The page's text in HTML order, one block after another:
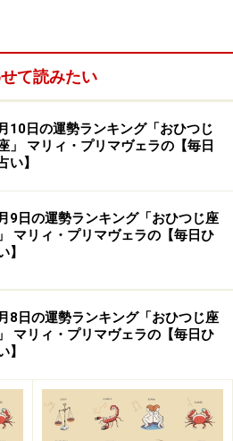
の【大人のための星占い】
水瓶座（1月20日～2月
の【大人のための星占い】
座（7月23日～8月22日
て読みたい
10日の運勢ランキング「おひつじ
」 マリィ・プリマヴェラの【毎日
い】
9日の運勢ランキング「おひつじ座
マリィ・プリマヴェラの【毎日ひ
】
8日の運勢ランキング「おひつじ座
マリィ・プリマヴェラの【毎日ひ
】